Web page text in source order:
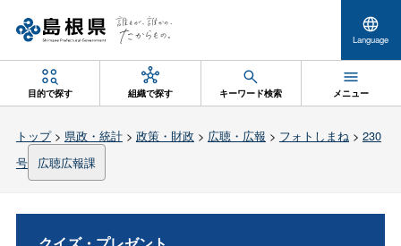
Language
目的で探す 組織で探す キーワード検索 メニュー
トップ> 県政・統計> 政策・財政 > 広聴・広報 > フォトしまね> 230
号
広聴広報課